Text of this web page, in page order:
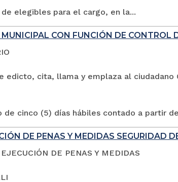
elegibles para el cargo, en la...
CON FUNCIÓN DE CONTROL
cita, llama y emplaza al ciudadano
de cinco (5) días hábiles contado a partir
DE PENAS Y MEDIDAS SEGURIDAD
DE PENAS Y MEDIDAS